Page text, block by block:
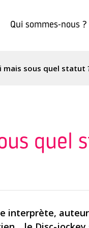
Qui sommes-nous ?
mais sous quel statut
quel
interprète,